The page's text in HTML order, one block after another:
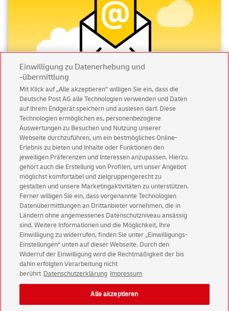
Abonnieren Sie unseren Newsletter
Immer informiert über exklusive Angebote und
Aktionen - jetzt mit Vorteil
Privatkundensichern sich einen5 € Gutschein
für POSTSCAN!
Geschäftskundenerhalten einen5 € Gutschein
für Briefmarke individuell!
Zur Newsletter-Anmeldung
© Sat Aug 08 00:53:46 CEST 2026 Deutsche Post AG
Impressum
Datenschutz
Einwilligungs-Einstellungen
Rechtliche Hinweise
Einwilligung zu Datenerhebung und
-übermittlung
Mit Klick auf „Alle akzeptieren” willigen Sie ein, dass die
Deutsche Post AG alle Technologien verwenden und Daten
auf Ihrem Endgerät speichern und auslesen darf. Diese
Technologien ermöglichen es, personenbezogene
Auswertungen zu Besuchen und Nutzung unserer
Webseite durchzuführen, um ein bestmögliches Online-
Erlebnis zu bieten und Inhalte oder Funktionen den
jeweiligen Präferenzen und Interessen anzupassen. Hierzu
gehört auch die Erstellung von Profilen, um unser Angebot
möglichst komfortabel und zielgruppengerecht zu
gestalten und unsere Marketingaktivitäten zu unterstützen.
Ferner willigen Sie ein, dass vorgenannte Technologien
Datenübermittlungen an Drittanbieter vornehmen, die in
Ländern ohne angemessenes Datenschutzniveau ansässig
sind. Weitere Informationen und die Möglichkeit, Ihre
Einwilligung zu widerrufen, finden Sie unter „Einwilligungs-
Einstellungen“ unten auf dieser Webseite. Durch den
Widerruf der Einwilligung wird die Rechtmäßigkeit der bis
dahin erfolgten Verarbeitung nicht
berührt Datenschutzerklärung Impressum
Alle akzeptieren